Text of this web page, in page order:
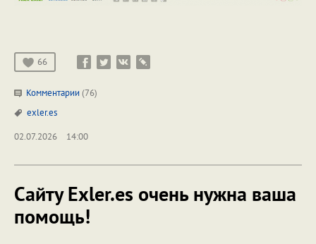
66
Комментарии (76)
exler.es
02.07.2026
14:00
Сайту Exler.es очень нужна ваша
помощь!